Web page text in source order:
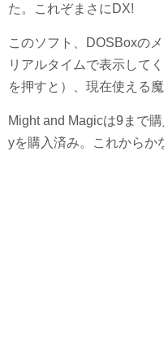
た。これぞまさにDX!
このソフト、DOSBoxの
リアルタイムで表示して
を押すと）、現在使える
Might and Magicは9まで
yを購入済み。これからか